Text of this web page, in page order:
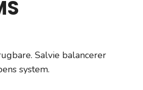
Salvie balancerer
system.